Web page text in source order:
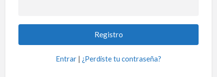
Entrar | ¿Perdiste tu contraseña?